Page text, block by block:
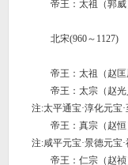
帝王：太祖（郭威
北宋(960～1127)
帝王：太祖（赵匡胤
帝王：太宗（赵光义
注:太平通宝·淳化元宝
帝王：真宗（赵恒）
注:咸平元宝·景德元宝
帝王：仁宗（赵祯）